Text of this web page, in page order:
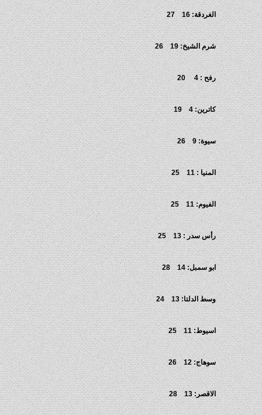
الغردقة: 16 27
شرم الشيخ: 19 26
رفح : 4 20
كاترين: 4 19
سيوة: 9 26
المنيا : 11 25
الفيوم: 11 25
رأس سدر : 13 25
ابو سمبل: 14 28
وسط الدلتا: 13 24
اسيوط: 11 25
سوهاج: 12 26
الاقصر: 13 28